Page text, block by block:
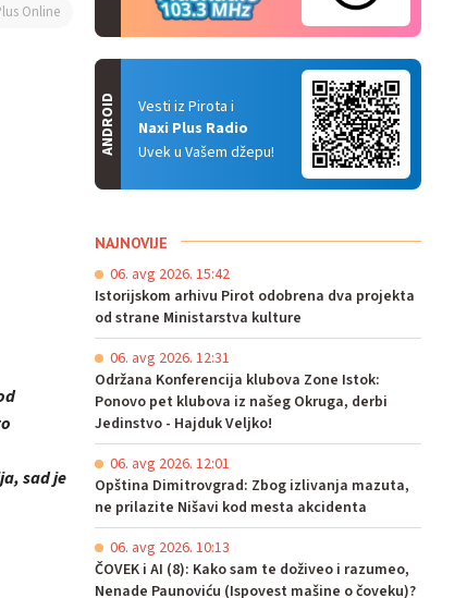
Online
sad je
Vesti iz Pirota i
Naxi Plus Radio
Uvek u Vašem džepu!
ANDROID
NAJNOVIJE
06. avg 2026. 15:42
Istorijskom arhivu Pirot odobrena dva projekta
od strane Ministarstva kulture
06. avg 2026. 12:31
Održana Konferencija klubova Zone Istok:
Ponovo pet klubova iz našeg Okruga, derbi
Jedinstvo - Hajduk Veljko!
06. avg 2026. 12:01
Opština Dimitrovgrad: Zbog izlivanja mazuta,
ne prilazite Nišavi kod mesta akcidenta
06. avg 2026. 10:13
ČOVEK i AI (8): Kako sam te doživeo i razumeo,
Nenade Paunoviću (Ispovest mašine o čoveku)?